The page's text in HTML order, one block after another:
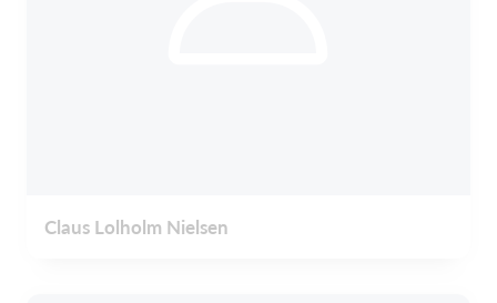
Claus Lolholm Nielsen